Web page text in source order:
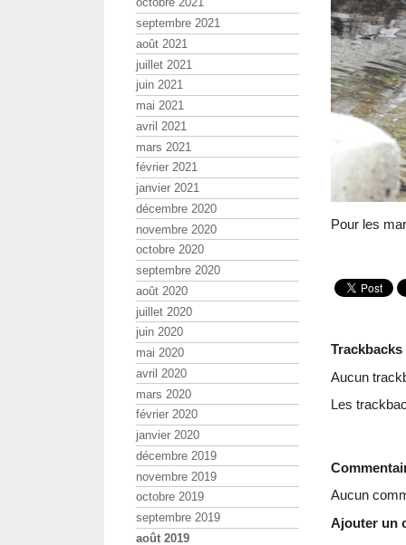
Pour les
Trackbacks
Aucun
Les
Aucun
Ajouter un
septembre 2021
août 2021
juillet 2021
juin 2021
mai 2021
avril 2021
mars 2021
février 2021
janvier 2021
décembre 2020
novembre 2020
octobre 2020
septembre 2020
août 2020
juillet 2020
juin 2020
mai 2020
avril 2020
mars 2020
février 2020
janvier 2020
décembre 2019
novembre 2019
octobre 2019
septembre 2019
août 2019